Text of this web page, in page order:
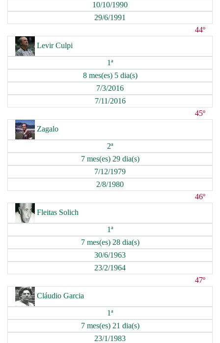
10/10/1990
29/6/1991
44º
Levir Culpi
1ª
8 mes(es) 5 dia(s)
7/3/2016
7/11/2016
45º
Zagalo
2ª
7 mes(es) 29 dia(s)
7/12/1979
2/8/1980
46º
Fleitas Solich
1ª
7 mes(es) 28 dia(s)
30/6/1963
23/2/1964
47º
Cláudio Garcia
1ª
7 mes(es) 21 dia(s)
23/1/1983